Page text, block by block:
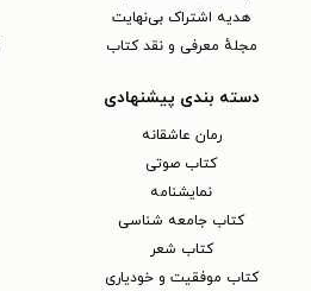
هدیه اشتراک بی‌نهایت
مجلهٔ معرفی و نقد کتاب
دسته بندی پیشنهادی
رمان عاشقانه
کتاب‌ صوتی
نمایشنامه
کتاب جامعه شناسی
کتاب شعر
کتاب موفقیت و خودیاری